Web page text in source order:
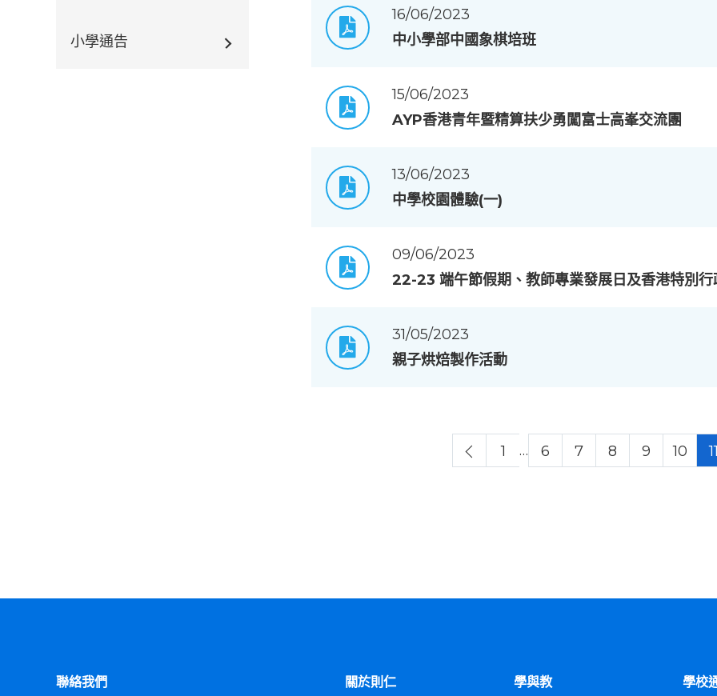
小學通告
16/06/2023
中小學部中國象棋培班
15/06/2023
AYP香港青年暨精算扶少勇闖富士高峯交流團
13/06/2023
中學校園體驗(一)
09/06/2023
22-23 端午節假期、教師專業發展日及香港特別行
31/05/2023
親子烘焙製作活動
1 … 6 7 8 9 10 11
聯絡我們 關於則仁 學與教 學校